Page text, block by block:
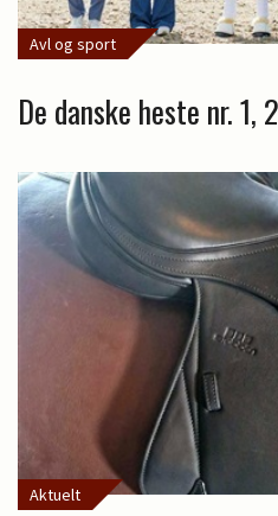
Avl og sport
De danske heste nr. 1,
Aktuelt